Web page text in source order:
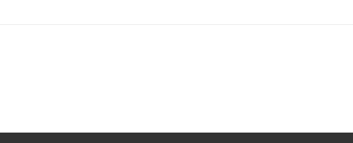
50 Гц, В: 220,00